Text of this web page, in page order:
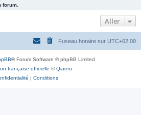
forum.
Aller
Fuseau horaire sur UTC+02:00
® Forum Software © phpBB Limited
française officielle ©Qiaeru
| Conditions